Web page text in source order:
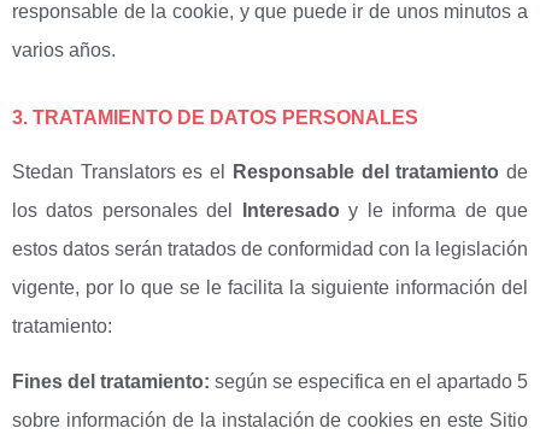
responsable de la cookie, y que puede ir de unos minutos a
varios años.
3. TRATAMIENTO DE DATOS PERSONALES
Stedan Translators es el Responsable del tratamientode
los datos personales del
Interesadoy le informa de que
estos datos serán tratados de conformidad con la legislación
vigente, por lo que se le facilita la siguiente información del
tratamiento:
Fines del tratamiento: según se especifica en el apartado 5
sobre información de la instalación de cookies en este Sitio